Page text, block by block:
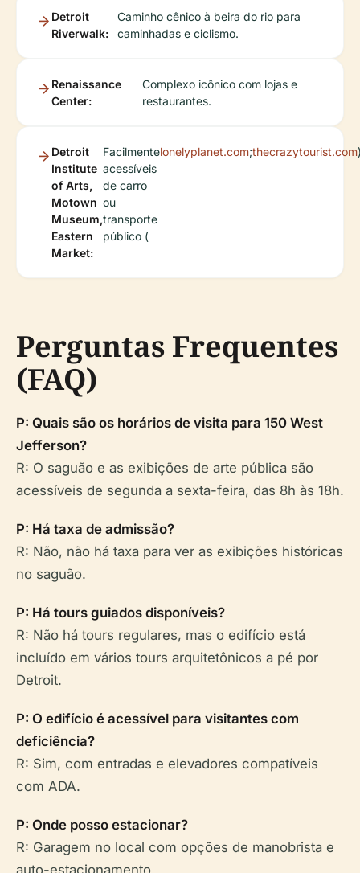
Detroit
Riverwalk:
Caminho cênico à beira do rio para
caminhadas e ciclismo.
Renaissance
Center:
Complexo icônico com lojas e
restaurantes.
Detroit
Institute
of Arts,
Motown
Museum,
Eastern
Market:
Facilmente
acessíveis
de carro
ou
transporte
público (
lonelyplanet.com;thecrazytourist.com
Perguntas Frequentes
(FAQ)
P: Quais são os horários de visita para 150 West
Jefferson?
R: O saguão e as exibições de arte pública são
acessíveis de segunda a sexta-feira, das 8h às 18h.
P: Há taxa de admissão?
R: Não, não há taxa para ver as exibições históricas
no saguão.
P: Há tours guiados disponíveis?
R: Não há tours regulares, mas o edifício está
incluído em vários tours arquitetônicos a pé por
Detroit.
P: O edifício é acessível para visitantes com
deficiência?
R: Sim, com entradas e elevadores compatíveis
com ADA.
P: Onde posso estacionar?
R: Garagem no local com opções de manobrista e